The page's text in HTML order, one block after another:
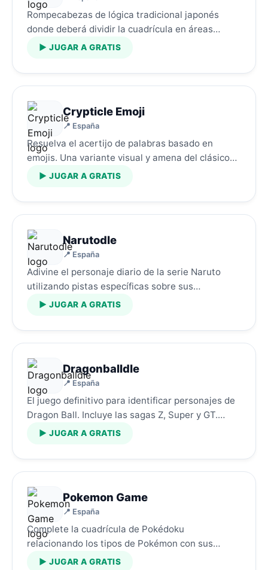
Rompecabezas de lógica tradicional japonés
donde deberá dividir la cuadrícula en áreas
rectangulares.…
▶ JUGAR A GRATIS
Crypticle Emoji
📍 España
Resuelva el acertijo de palabras basado en
emojis. Una variante visual y amena del clásico
puzzle.…
▶ JUGAR A GRATIS
Narutodle
📍 España
Adivine el personaje diario de la serie Naruto
utilizando pistas específicas sobre sus
habilidades ninja.…
▶ JUGAR A GRATIS
Dragonballdle
📍 España
El juego definitivo para identificar personajes de
Dragon Ball. Incluye las sagas Z, Super y GT.…
▶ JUGAR A GRATIS
Pokemon Game
📍 España
Complete la cuadrícula de Pokédoku
relacionando los tipos de Pokémon con sus
categorías correspondientes.…
▶ JUGAR A GRATIS